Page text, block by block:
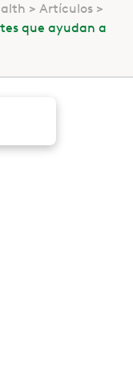
Artículos
que ayudan a